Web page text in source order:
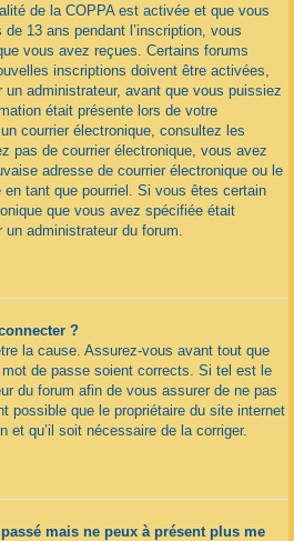
de la COPPA est activée et que vous
13 ans pendant l’inscription, vous
vous avez reçues. Certains forums
inscriptions doivent être activées,
administrateur, avant que vous puissiez
était présente lors de votre
courrier électronique, consultez les
pas de courrier électronique, vous avez
adresse de courrier électronique ou le
tant que pourriel. Si vous êtes certain
que vous avez spécifiée était
administrateur du forum.
?
la cause. Assurez-vous avant tout que
de passe soient corrects. Si tel est le
du forum afin de vous assurer de ne pas
possible que le propriétaire du site internet
et qu’il soit nécessaire de la corriger.
mais ne peux à présent plus me